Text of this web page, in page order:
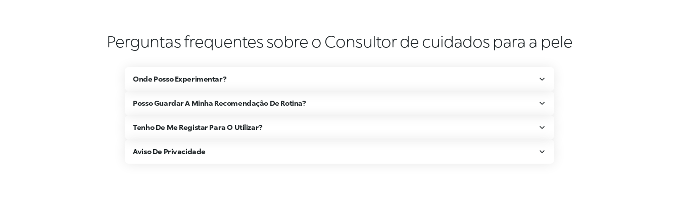
Perguntas frequentes sobre o Consultor de cuidados para a pele
Onde Posso Experimentar?
Posso Guardar A Minha Recomendação De Rotina?
Tenho De Me Registar Para O Utilizar?
Aviso De Privacidade